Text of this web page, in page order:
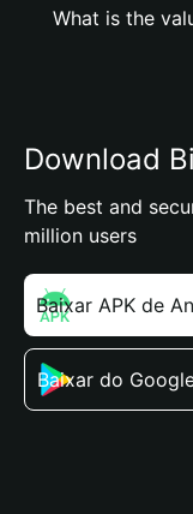
What is the
Download
The best and
million users
Baixar APK de
Baixar do